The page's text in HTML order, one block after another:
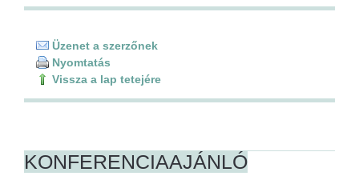
Üzenet a szerzőnek
Nyomtatás
Vissza a lap tetejére
KONFERENCIAAJÁNLÓ